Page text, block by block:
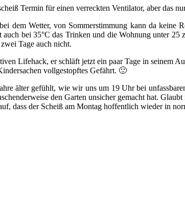
Termin für einen verreckten Ventilator, aber das
dem Wetter, von Sommerstimmung kann da
auch bei 35°C das Trinken und die Wohnung unter
Tage auch nicht.
Lifehack, er schläft jetzt ein paar Tage in
vollgestopftes Gefährt. 🙂
älter gefühlt, wie wir uns um 19 Uhr bei
den Garten unsicher gemacht hat.
dass der Scheiß am Montag hoffentlich wieder in